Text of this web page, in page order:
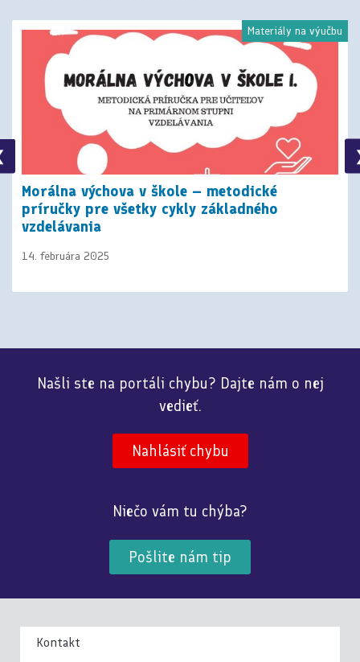
Materiály na výučbu
Morálna výchova v škole – metodické
príručky pre všetky cykly základného
vzdelávania
14. februára 2025
Našli ste na portáli chybu? Dajte nám o nej
vedieť.
Nahlásiť chybu
Niečo vám tu chýba?
Pošlite nám tip
Kontakt